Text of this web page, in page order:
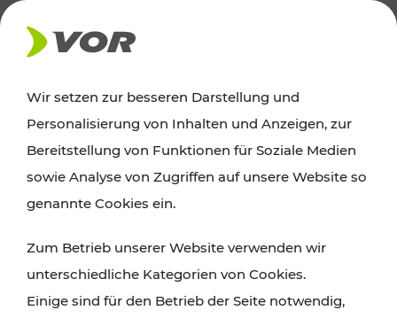
AKTUELLES
Ausflugstipps
Wien, Niederösterreich und das Burgenland
Wanderungen, Kultur und Gastronomie,
Radtouren oder purer Naturgenuss – viele
Attraktionen sind mit den Ticket- und Fahrplan-
Wir setzen zur besseren Darstellung und
Personalisierung von Inhalten und Anzeigen, zur
Bereitstellung von Funktionen für Soziale Medien
sowie Analyse von Zugriffen auf unsere Website so
genannte Cookies ein.
Zum Betrieb unserer Website verwenden wir
unterschiedliche Kategorien von Cookies.
Einige sind für den Betrieb der Seite notwendig,